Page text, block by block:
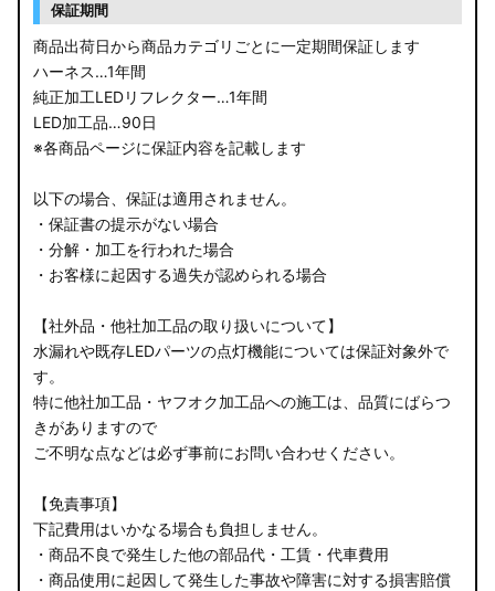
保証期間
商品出荷日から商品カテゴリごとに一定期間保証します
ハーネス…1年間
純正加工LEDリフレクター…1年間
LED加工品…90日
※各商品ページに保証内容を記載します
以下の場合、保証は適用されません。
・保証書の提示がない場合
・分解・加工を行われた場合
・お客様に起因する過失が認められる場合
【社外品・他社加工品の取り扱いについて】
水漏れや既存LEDパーツの点灯機能については保証対象外で
す。
特に他社加工品・ヤフオク加工品への施工は、品質にばらつ
きがありますので
ご不明な点などは必ず事前にお問い合わせください。
【免責事項】
下記費用はいかなる場合も負担しません。
・商品不良で発生した他の部品代・工賃・代車費用
・商品使用に起因して発生した事故や障害に対する損害賠償